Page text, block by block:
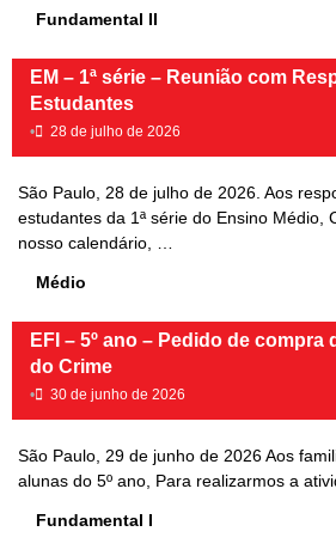
Fundamental II
EM – 1ª série – Reunião com
Estudantes
• 28 de julho de 2026
São Paulo, 28 de julho de 2026. Aos
estudantes da 1ª série do Ensino Médio,
nosso calendário, …
Médio
EFI – 5º ano – Pedido de compra
do Crime
• 30 de junho de 2026
São Paulo, 29 de junho de 2026 Aos
alunas do 5º ano, Para realizarmos a
Fundamental I